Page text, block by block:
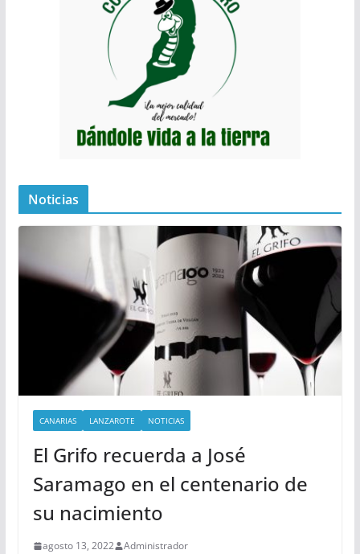
Noticias
CANARIAS LANZAROTE NOTICIAS
El Grifo recuerda a José
Saramago en el centenario de
su nacimiento
agosto 13, 2022 Administrador